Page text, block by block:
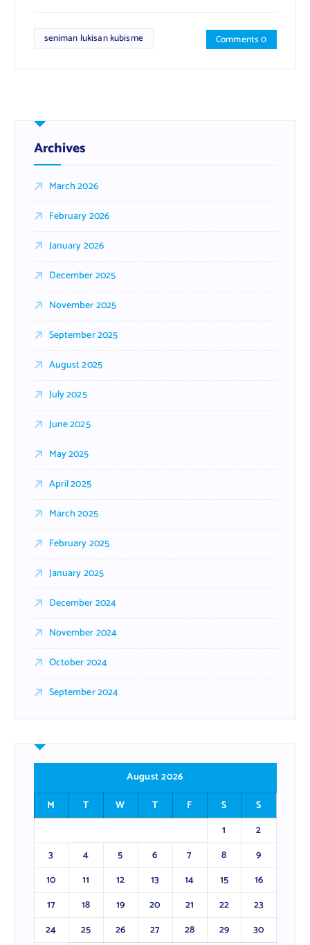
seniman lukisan kubisme Comments 0
Archives
March 2026
February 2026
January 2026
December 2025
November 2025
September 2025
August 2025
July 2025
June 2025
May 2025
April 2025
March 2025
February 2025
January 2025
December 2024
November 2024
October 2024
September 2024
August 2026
M
T W T F S
S
1
2
3
4 5 6 7 8
9
10
11 12 13 14 15
16
17
18 19 20 21 22
23
24
25 26 27 28 29 30